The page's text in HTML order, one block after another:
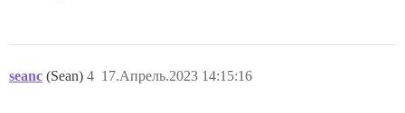
seanc (Sean) 17.Апрель.2023 14:15:16
4